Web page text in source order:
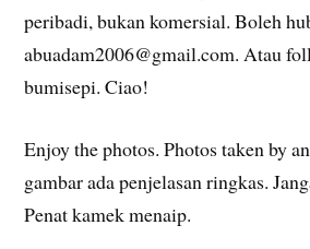
peribadi, bukan komersial. Boleh
abuadam2006@gmail.com. Atau
bumisepi. Ciao!
Enjoy the photos. Photos taken by
gambar ada penjelasan ringkas.
Penat kamek menaip.